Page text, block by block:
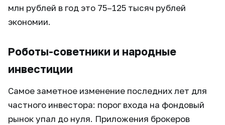
млн рублей в год это 75–125 тысяч рублей
экономии.
Роботы-советники и народные
инвестиции
Самое заметное изменение последних лет для
частного инвестора: порог входа на фондовый
рынок упал до нуля. Приложения брокеров